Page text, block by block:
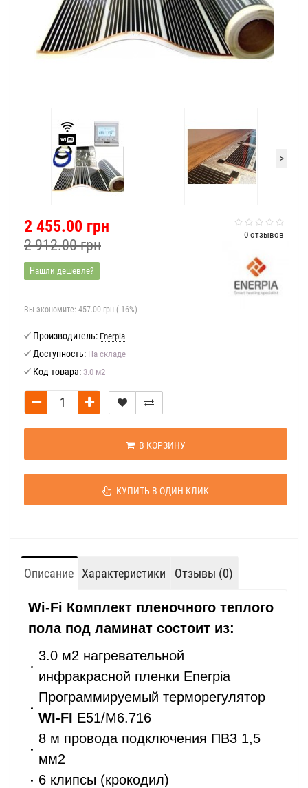
>
0 отзывов
2 455.00 грн
2 912.00 грн
Нашли дешевле?
Вы экономите: 457.00 грн (-16%)
Производитель: Enerpia
Доступность: На складе
Код товара: 3.0 м2
В КОРЗИНУ
КУПИТЬ В ОДИН КЛИК
Описание Характеристики Отзывы (0)
Wi-Fi Комплект пленочного теплого
пола под ламинат состоит из:
3.0 м2 нагревательной
инфракрасной пленки Enerpia
Программируемый терморегулятор
WI-FI E51/М6.716
8 м провода подключения ПВ3 1,5
мм2
6 клипсы (крокодил)